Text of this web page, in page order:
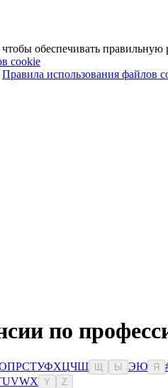
обеспечивать правильную
cookie
Правила использования файлов
по
ПРСТУФХЦЧШ Ы ЭЮ Я
UVWX Y Z